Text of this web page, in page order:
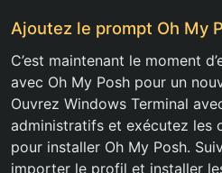
Ajoutez le prompt Oh My
C’est maintenant le moment
avec Oh My Posh pour un
Ouvrez Windows Terminal
administratifs et exécutez les
pour installer Oh My Posh.
importer le profil et installer